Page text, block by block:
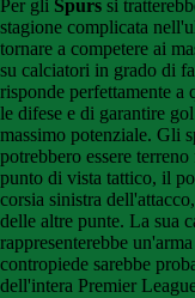
Per gli Spurs si
stagione complicata
tornare a competere ai
su calciatori in grado di
risponde perfettamente a
le difese e di garantire
massimo potenziale. Gli
potrebbero essere
punto di vista tattico, il
corsia sinistra
delle altre punte. La sua
rappresenterebbe
contropiede sarebbe
dell'intera Premier